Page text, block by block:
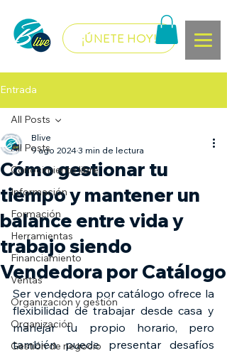
¡ÚNETE HOY!
Entrada
All Posts
Conocimiento libre
Información
Formación
Herramientas
Financiamiento
Ventas
Organización y gestión
Organización
Gestión de negocio
All Posts
Cómo gestionar tu
tiempo y mantener un
balance entre vida y
trabajo siendo
Vendedora por Catálogo
Blive
9 ago 20243 min de lectura
Ser vendedora por catálogo ofrece la
flexibilidad de trabajar desde casa y
manejar tu propio horario, pero
también puede presentar desafíos